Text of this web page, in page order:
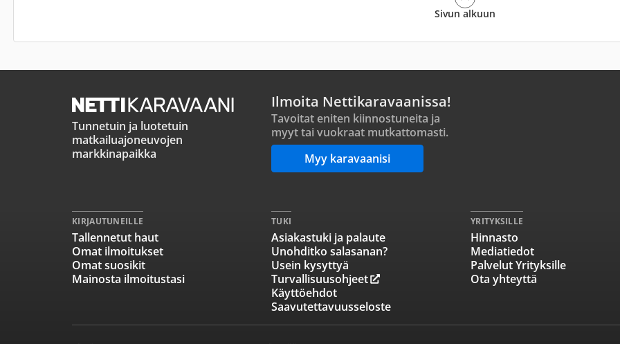
Sivun alkuun
Tunnetuin ja luotetuin
matkailuajoneuvojen
markkinapaikka
Ilmoita Nettikaravaanissa!
Tavoitat eniten kiinnostuneita ja
myyt tai vuokraat mutkattomasti.
Myy karavaanisi
KIRJAUTUNEILLE
Tallennetut haut
Omat ilmoitukset
Omat suosikit
Mainosta ilmoitustasi
TUKI
Asiakastuki ja palaute
Unohditko salasanan?
Usein kysyttyä
Turvallisuusohjeet
Käyttöehdot
Saavutettavuusseloste
YRITYKSILLE
Hinnasto
Mediatiedot
Palvelut Yrityksille
Ota yhteyttä